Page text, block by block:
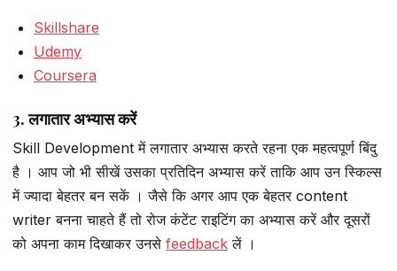
Skillshare
Udemy
Coursera
3. लगातार अभ्यास करें
Skill Development में लगातार अभ्यास करते रहना एक महत्वपूर्ण बिंदु
है । आप जो भी सीखें उसका प्रतिदिन अभ्यास करें ताकि आप उन स्किल्स
में ज्यादा बेहतर बन सकें । जैसे कि अगर आप एक बेहतर content
writer बनना चाहते हैं तो रोज कंटेंट राइटिंग का अभ्यास करें और दूसरों
को अपना काम दिखाकर उनसे feedback लें ।